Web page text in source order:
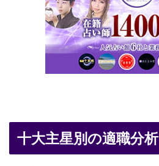
十大主星別の適職分析